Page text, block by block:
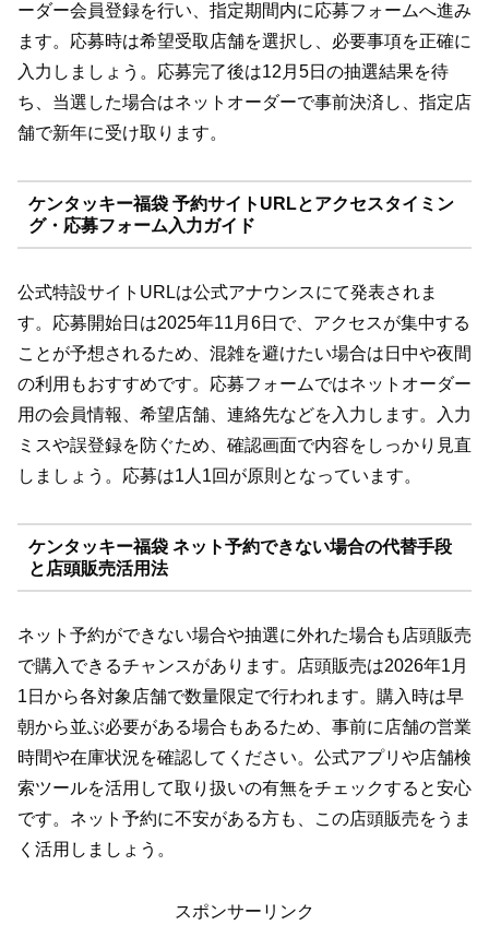
ーダー会員登録を行い、指定期間内に応募フォームへ進み
ます。応募時は希望受取店舗を選択し、必要事項を正確に
入力しましょう。応募完了後は12月5日の抽選結果を待
ち、当選した場合はネットオーダーで事前決済し、指定店
舗で新年に受け取ります。
ケンタッキー福袋 予約サイトURLとアクセスタイミン
グ・応募フォーム入力ガイド
公式特設サイトURLは公式アナウンスにて発表されま
す。応募開始日は2025年11月6日で、アクセスが集中する
ことが予想されるため、混雑を避けたい場合は日中や夜間
の利用もおすすめです。応募フォームではネットオーダー
用の会員情報、希望店舗、連絡先などを入力します。入力
ミスや誤登録を防ぐため、確認画面で内容をしっかり見直
しましょう。応募は1人1回が原則となっています。
ケンタッキー福袋 ネット予約できない場合の代替手段
と店頭販売活用法
ネット予約ができない場合や抽選に外れた場合も店頭販売
で購入できるチャンスがあります。店頭販売は2026年1月
1日から各対象店舗で数量限定で行われます。購入時は早
朝から並ぶ必要がある場合もあるため、事前に店舗の営業
時間や在庫状況を確認してください。公式アプリや店舗検
索ツールを活用して取り扱いの有無をチェックすると安心
です。ネット予約に不安がある方も、この店頭販売をうま
く活用しましょう。
スポンサーリンク